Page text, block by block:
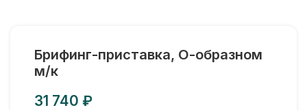
Брифинг-приставка, О-образном
м/к
₽